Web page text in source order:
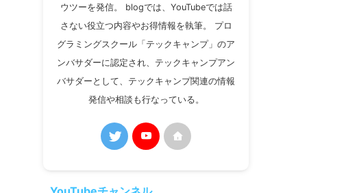
ウツーを発信。 blogでは、YouTubeでは話
さない役立つ内容やお得情報を執筆。 プロ
グラミングスクール「テックキャンプ」のア
ンバサダーに認定され、テックキャンプアン
バサダーとして、テックキャンプ関連の情報
発信や相談も行なっている。